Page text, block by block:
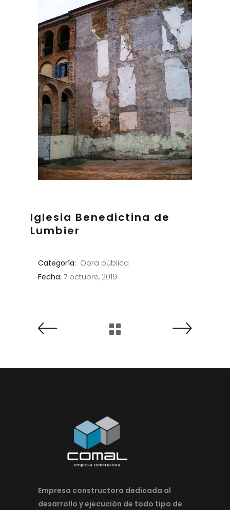
Iglesia Benedictina de
Lumbier
Categoría: Obra pública
Fecha: 7 octubre, 2019
Empresa constructora dedicada al
desarrollo y ejecución de todo tipo de